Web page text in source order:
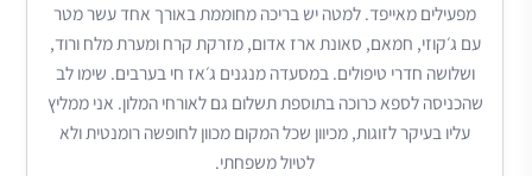
מפעילים מאייפד. למטה יש בריכה מחוממת באורך אחד עשר מטר
עם ג׳קוזי, חמאם, סאונת ארז אדום, מזרקת קרח ומערת מלח ורוד,
ושלושה חדרי טיפולים. במסעדה מנגנים ג׳אז חי בערבים. שימו לב
שהכניסה לספא כרוכה בתוספת תשלום גם לאורחי המלון. אני ממליץ
עליו בעיקר לזוגות, מכיוון שכל המקום מכוון לחופשה רומנטית ולא
לטיול משפחתי.